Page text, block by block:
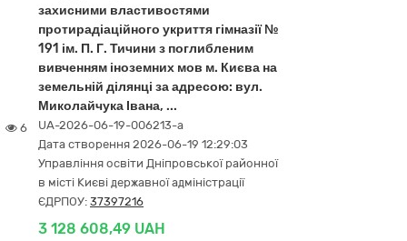
6
захисними властивостями
протирадіаційного укриття гімназії №
191 ім. П. Г. Тичини з поглибленим
вивченням іноземних мов м. Києва на
земельній ділянці за адресою: вул.
Миколайчука Івана, ...
UA-2026-06-19-006213-a
Дата створення 2026-06-19 12:29:03
Управління освіти Дніпровської районної
в місті Києві державної адміністрації
ЄДРПОУ: 37397216
3 128 608,49 UAH